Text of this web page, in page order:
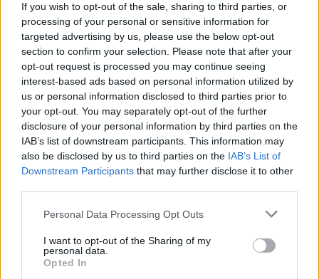
If you wish to opt-out of the sale, sharing to third parties, or
processing of your personal or sensitive information for
targeted advertising by us, please use the below opt-out
section to confirm your selection. Please note that after your
opt-out request is processed you may continue seeing
interest-based ads based on personal information utilized by
us or personal information disclosed to third parties prior to
your opt-out. You may separately opt-out of the further
disclosure of your personal information by third parties on the
IAB’s list of downstream participants. This information may
also be disclosed by us to third parties on the IAB’s List of
Downstream Participants that may further disclose it to other
Please note that this website/app uses one or more Google
not limited to your visit or usage behaviour. You may click to
grant or deny consent to Google and its third-party tags to
use your data for below specified purposes in below Google
Personal Data Processing Opt Outs
I want to opt-out of the Sharing of my
personal data.
Opted In
hangok minden kupéban, de azért feliratos
változat…